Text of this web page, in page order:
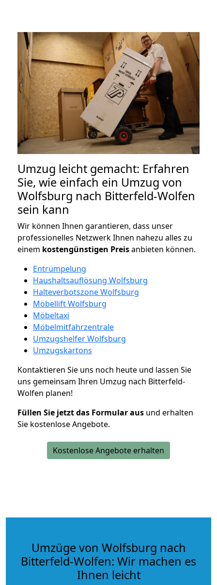
Umzug leicht gemacht: Erfahren
Sie, wie einfach ein Umzug von
Wolfsburg nach Bitterfeld-Wolfen
sein kann
Wir können Ihnen garantieren, dass unser
professionelles Netzwerk Ihnen nahezu alles zu
einem kostengünstigen Preisanbieten können.
Entrümpelung
Haushaltsauflösung Wolfsburg
Halteverbotszone Wolfsburg
Möbellift Wolfsburg
Möbeltaxi
Möbelmitfahrzentrale
Umzugshelfer Wolfsburg
Umzugskartons
Kontaktieren Sie uns noch heute und lassen Sie
uns gemeinsam Ihren Umzug nach Bitterfeld-
Wolfen planen!
Füllen Sie jetzt das Formular aus und erhalten
Sie kostenlose Angebote.
Kostenlose Angebote erhalten
Umzüge von Wolfsburg nach
Bitterfeld-Wolfen: Wir machen es
Ihnen leicht